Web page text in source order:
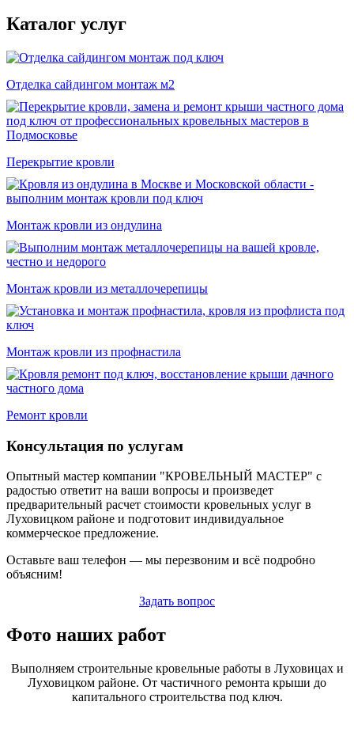
Каталог услуг
Отделка сайдингом монтаж м2
Перекрытие кровли
Монтаж кровли из ондулина
Монтаж кровли из металлочерепицы
Монтаж кровли из профнастила
Ремонт кровли
Консультация по услугам
Опытный мастер компании "КРОВЕЛЬНЫЙ МАСТЕР" с
радостью ответит на ваши вопросы и произведет
предварительный расчет стоимости кровельных услуг в
Луховицком районе и подготовит индивидуальное
коммерческое предложение.
Оставьте ваш телефон — мы перезвоним и всё подробно
объясним!
Задать вопрос
Фото наших работ
Выполняем строительные кровельные работы в Луховицах и
Луховицком районе. От частичного ремонта крыши до
капитального строительства под ключ.